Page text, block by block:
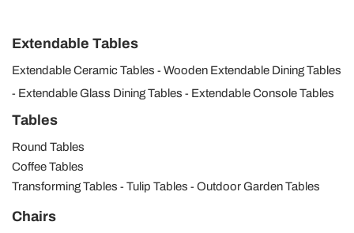
Extendable Tables
Extendable Ceramic Tables
Wooden Extendable Dining Tables
Extendable Glass Dining Tables
Extendable Console Tables
Tables
Round Tables
Coffee Tables
Transforming Tables
Tulip Tables Outdoor Garden Tables
Chairs